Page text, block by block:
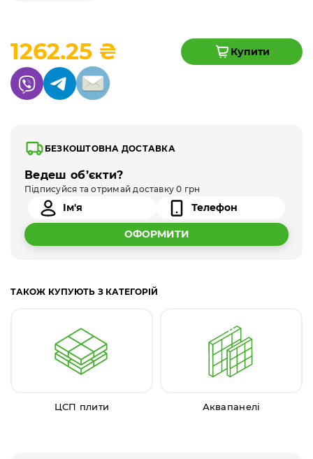
1262.25 ₴ Купити
БЕЗКОШТОВНА ДОСТАВКА
Ведеш об’єкти?
Підписуйся та отримай доставку 0 грн
ОФОРМИТИ
ТАКОЖ КУПУЮТЬ З КАТЕГОРІЙ
ЦСП плити Аквапанелі